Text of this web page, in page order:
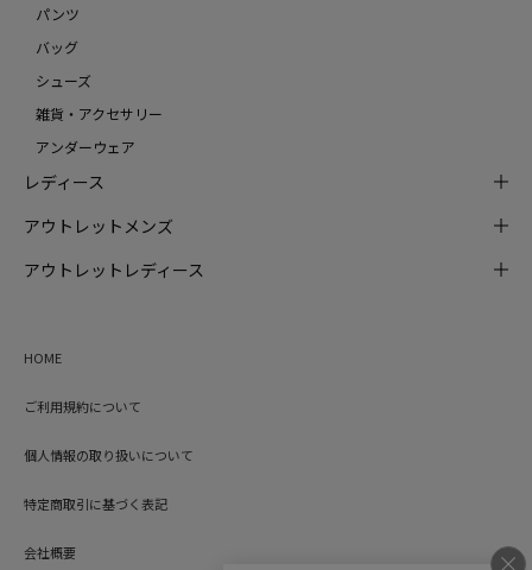
パンツ
バッグ
シューズ
雑貨・アクセサリー
アンダーウェア
レディース
アウトレットメンズ
アウトレットレディース
HOME
ご利用規約について
個人情報の取り扱いについて
特定商取引に基づく表記
会社概要